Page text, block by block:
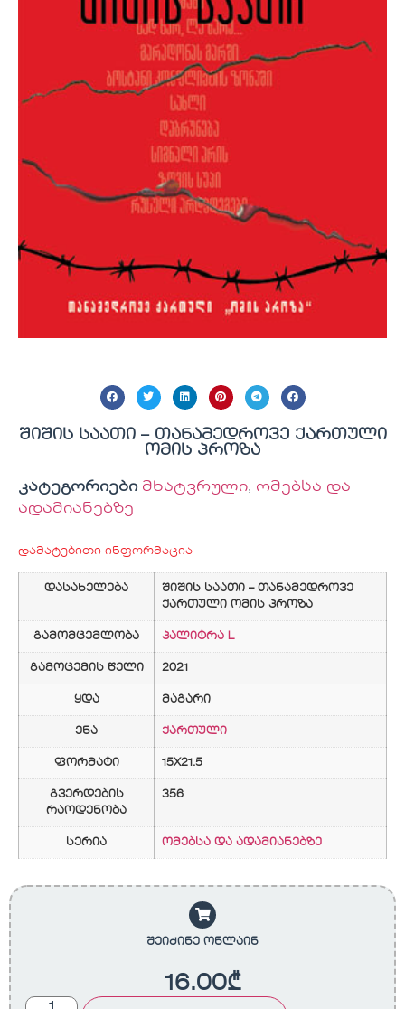
შიშის საათი – თანამედროვე ქართული
ომის პროზა
კატეგორიები მხატვრული, ომებსა და
ადამიანებზე
დამატებითი ინფორმაცია
დასახელება
შიშის საათი – თანამედროვე
ქართული ომის პროზა
გამომცემლობა პალიტრა L
გამოცემის წელი 2021
ყდა მაგარი
ენა ქართული
ფორმატი 15X21.5
გვერდების
რაოდენობა
356
სერია ომებსა და ადამიანებზე
შეიძინე ონლაინ
16.00₾